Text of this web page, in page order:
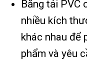
Băng tải PVC
nhiều kích
khác nhau để
phẩm và yêu